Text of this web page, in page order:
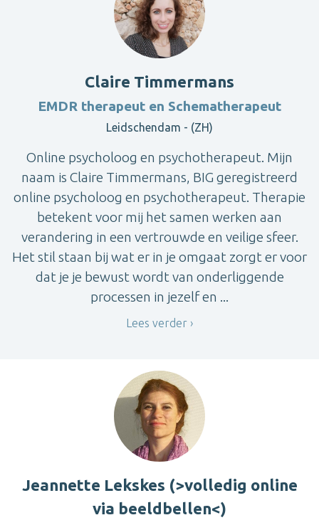
Claire Timmermans
EMDR therapeut en Schematherapeut
Leidschendam - (ZH)
Online psycholoog en psychotherapeut. Mijn
naam is Claire Timmermans, BIG geregistreerd
online psycholoog en psychotherapeut. Therapie
betekent voor mij het samen werken aan
verandering in een vertrouwde en veilige sfeer.
Het stil staan bij wat er in je omgaat zorgt er voor
dat je je bewust wordt van onderliggende
processen in jezelf en ...
Lees verder
Jeannette Lekskes (>volledig online
via beeldbellen<)